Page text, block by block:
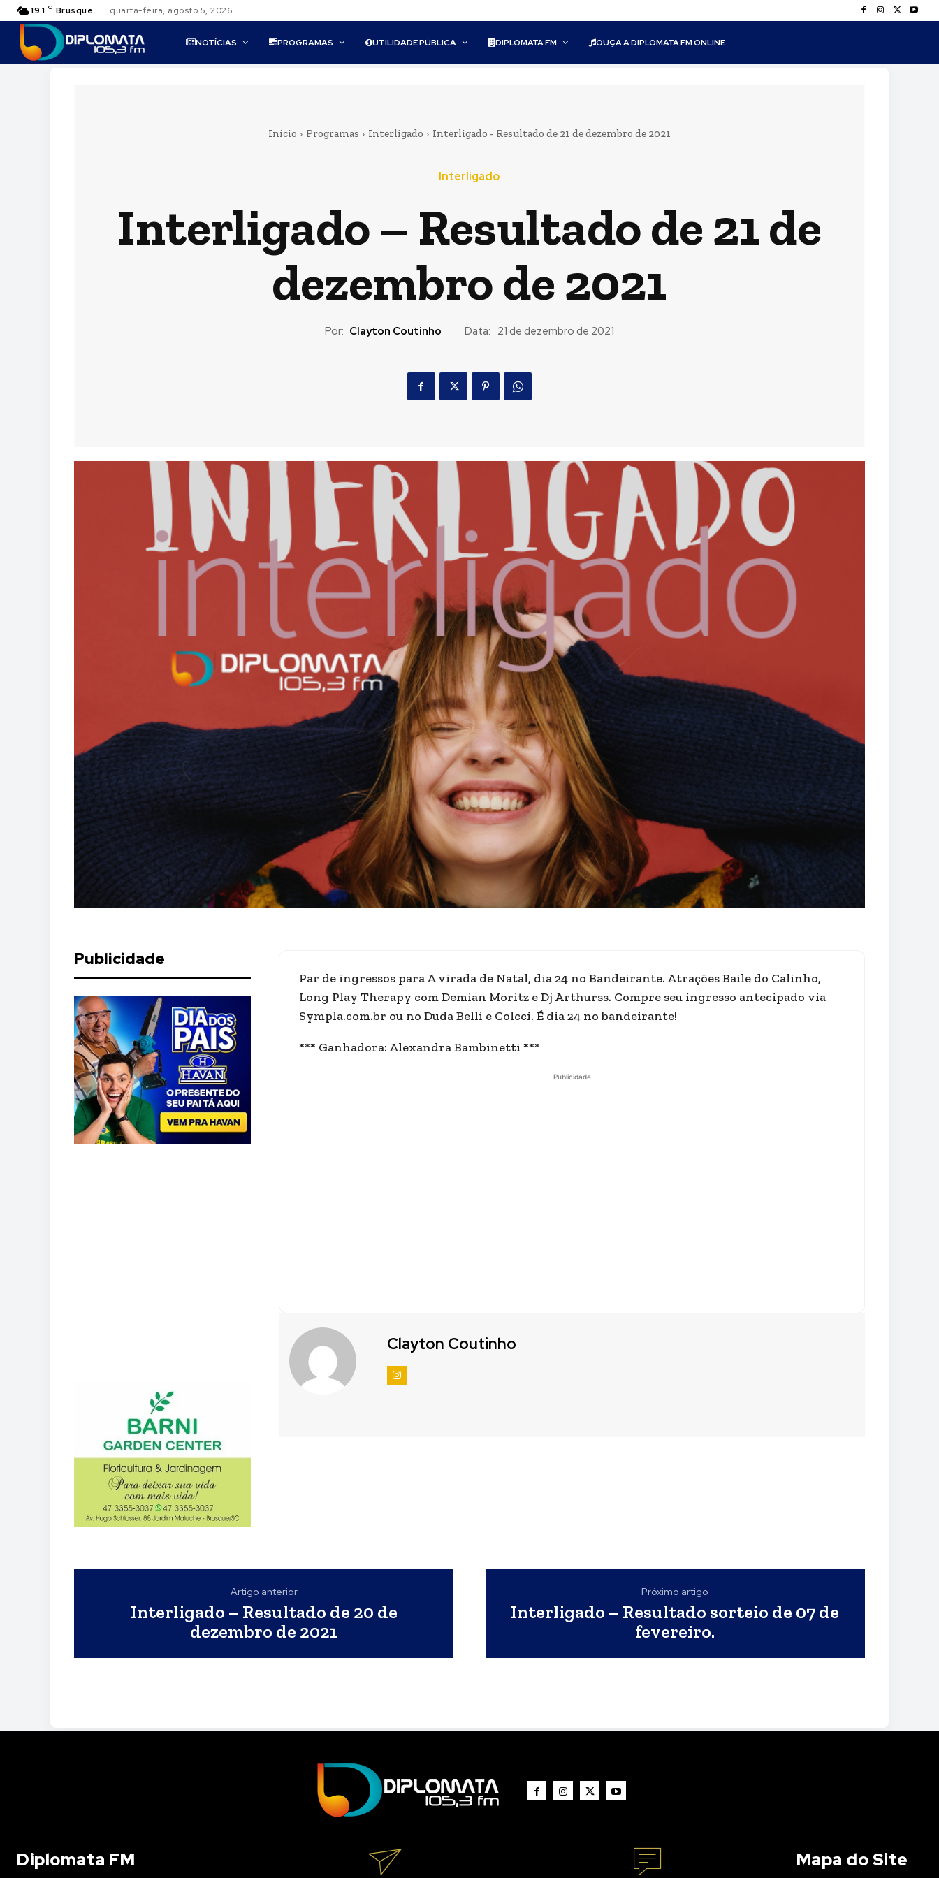
19.1 C Brusque quarta-feira, agosto 5, 2026
NOTÍCIAS PROGRAMAS UTILIDADE PÚBLICA DIPLOMATA FM OUÇA A DIPLOMATA FM ONLINE
Início Programas Interligado Interligado - Resultado de 21 de dezembro de 2021
Interligado
Interligado – Resultado de 21 de
dezembro de 2021
Por: Clayton Coutinho Data: 21 de dezembro de 2021
Publicidade
Par de ingressos para A virada de Natal, dia 24 no Bandeirante. Atrações Baile do Calinho,
Long Play Therapy com Demian Moritz e Dj Arthurss. Compre seu ingresso antecipado via
Sympla.com.br ou no Duda Belli e Colcci. É dia 24 no bandeirante!
*** Ganhadora: Alexandra Bambinetti ***
Publicidade
Clayton Coutinho
Artigo anterior
Interligado – Resultado de 20 de
dezembro de 2021
Próximo artigo
Interligado – Resultado sorteio de 07 de
fevereiro.
Diplomata FM Mapa do Site